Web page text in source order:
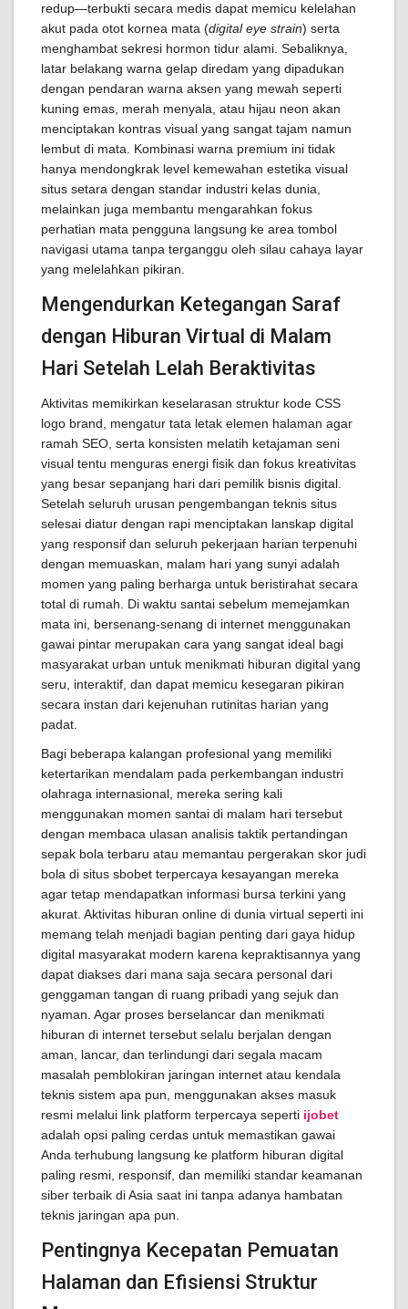
redup—terbukti secara medis dapat memicu kelelahan
akut pada otot kornea mata (digital eye strain) serta
menghambat sekresi hormon tidur alami. Sebaliknya,
latar belakang warna gelap diredam yang dipadukan
dengan pendaran warna aksen yang mewah seperti
kuning emas, merah menyala, atau hijau neon akan
menciptakan kontras visual yang sangat tajam namun
lembut di mata. Kombinasi warna premium ini tidak
hanya mendongkrak level kemewahan estetika visual
situs setara dengan standar industri kelas dunia,
melainkan juga membantu mengarahkan fokus
perhatian mata pengguna langsung ke area tombol
navigasi utama tanpa terganggu oleh silau cahaya layar
yang melelahkan pikiran.
Mengendurkan Ketegangan Saraf
dengan Hiburan Virtual di Malam
Hari Setelah Lelah Beraktivitas
Aktivitas memikirkan keselarasan struktur kode CSS
logo brand, mengatur tata letak elemen halaman agar
ramah SEO, serta konsisten melatih ketajaman seni
visual tentu menguras energi fisik dan fokus kreativitas
yang besar sepanjang hari dari pemilik bisnis digital.
Setelah seluruh urusan pengembangan teknis situs
selesai diatur dengan rapi menciptakan lanskap digital
yang responsif dan seluruh pekerjaan harian terpenuhi
dengan memuaskan, malam hari yang sunyi adalah
momen yang paling berharga untuk beristirahat secara
total di rumah. Di waktu santai sebelum memejamkan
mata ini, bersenang-senang di internet menggunakan
gawai pintar merupakan cara yang sangat ideal bagi
masyarakat urban untuk menikmati hiburan digital yang
seru, interaktif, dan dapat memicu kesegaran pikiran
secara instan dari kejenuhan rutinitas harian yang
padat.
Bagi beberapa kalangan profesional yang memiliki
ketertarikan mendalam pada perkembangan industri
olahraga internasional, mereka sering kali
menggunakan momen santai di malam hari tersebut
dengan membaca ulasan analisis taktik pertandingan
sepak bola terbaru atau memantau pergerakan skor judi
bola di situs sbobet terpercaya kesayangan mereka
agar tetap mendapatkan informasi bursa terkini yang
akurat. Aktivitas hiburan online di dunia virtual seperti ini
memang telah menjadi bagian penting dari gaya hidup
digital masyarakat modern karena kepraktisannya yang
dapat diakses dari mana saja secara personal dari
genggaman tangan di ruang pribadi yang sejuk dan
nyaman. Agar proses berselancar dan menikmati
hiburan di internet tersebut selalu berjalan dengan
aman, lancar, dan terlindungi dari segala macam
masalah pemblokiran jaringan internet atau kendala
teknis sistem apa pun, menggunakan akses masuk
resmi melalui link platform terpercaya seperti ijobet
adalah opsi paling cerdas untuk memastikan gawai
Anda terhubung langsung ke platform hiburan digital
paling resmi, responsif, dan memiliki standar keamanan
siber terbaik di Asia saat ini tanpa adanya hambatan
teknis jaringan apa pun.
Pentingnya Kecepatan Pemuatan
Halaman dan Efisiensi Struktur